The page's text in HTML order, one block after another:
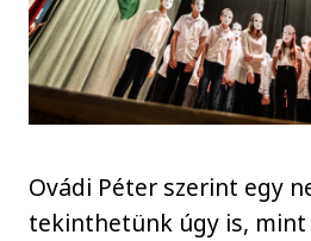
Ovádi Péter szerint egy
tekinthetünk úgy is, mint